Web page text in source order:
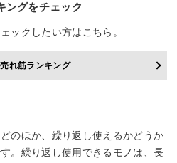
ングをチェック
ックしたい方はこちら。
れ筋ランキング
のほか、繰り返し使えるかどうか
。繰り返し使用できるモノは、長